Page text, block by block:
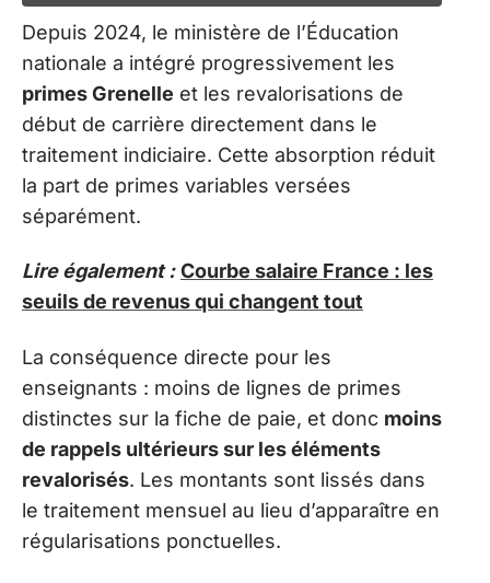
Depuis 2024, le ministère de l’Éducation
nationale a intégré progressivement les
primes Grenelle et les revalorisations de
début de carrière directement dans le
traitement indiciaire. Cette absorption réduit
la part de primes variables versées
séparément.
Lire également : Courbe salaire France : les
seuils de revenus qui changent tout
La conséquence directe pour les
enseignants : moins de lignes de primes
distinctes sur la fiche de paie, et donc moins
de rappels ultérieurs sur les éléments
revalorisés. Les montants sont lissés dans
le traitement mensuel au lieu d’apparaître en
régularisations ponctuelles.